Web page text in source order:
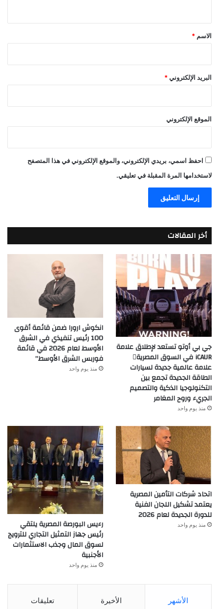
*
الاسم *
البريد الإلكتروني *
الموقع الإلكتروني
احفظ اسمي، بريدي الإلكتروني، والموقع الإلكتروني في هذا المتصفح
لاستخدامها المرة المقبلة في تعليقي.
أخر المقالات
جي بي أوتو تستعد لإطلاق علامة
iCAUR في السوق المصرية
علامة عالمية جديدة لسيارات
الطاقة الجديدة تجمع بين
التكنولوجيا الذكية والتصميم
الجريء وروح المغامر
منذ يوم واحد
انكوش ارورا ضمن قائمة أقوى
100 رئيس تنفيذي في الشرق
الأوسط لعام 2026 في قائمة
فوربس الشرق الأوسط”
منذ يوم واحد
اتحاد شركات التأمين المصرية
يعتمد تشكيل اللجان الفنية
للدورة الجديدة لعام 2026
منذ يوم واحد
رءيس البورصة المصرية يلتقي
رئيس جهاز التمثيل التجاري للترويج
لسوق المال وجذب الاستثمارات
الأجنبية
منذ يوم واحد
الأشهر الأخيرة تعليقات